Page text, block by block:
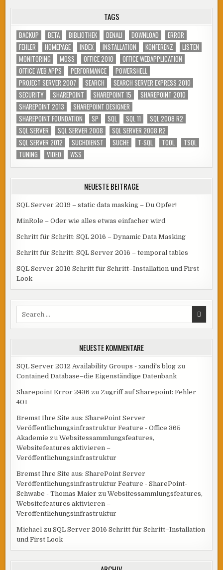
TAGS
BACKUP BETA BIBLIOTHEK DENALI DOWNLOAD
ERROR
FEHLER
HOMEPAGE INDEX INSTALLATION KONFERENZ
LISTEN
MONITORING
MOSS OFFICE 2010
OFFICE WEBAPPLICATION
OFFICE WEB APPS
PERFORMANCE
POWERSHELL
PROJECT SERVER 2007
SEARCH
SEARCH SERVER EXPRESS 2010
SECURITY
SHAREPOINT SHAREPOINT 15
SHAREPOINT 2010
SHAREPOINT 2013
SHAREPOINT DESIGNER
SHAREPOINT FOUNDATION
SP SQL SQL 11
SQL 2008 R2
SQL SERVER
SQL SERVER 2008
SQL SERVER 2008 R2
SQL SERVER 2012
SUCHDIENST SUCHE T-SQL TOOL
TSQL
TUNING
VIDEO WSS
NEUESTE BEITRÄGE
SQL Server 2019 – static data masking – Du Opfer!
MinRole – Oder wie alles etwas einfacher wird
Schritt für Schritt: SQL 2016 – Dynamic Data Masking
Schritt für Schritt: SQL Server 2016 – temporal tables
SQL Server 2016 Schritt für Schritt–Installation und First
Look
NEUESTE KOMMENTARE
SQL Server 2012 Availability Groups - xandi's blog zu
Contained Database–die Eigenständige Datenbank
Sharepoint Error 2436 zu Zugriff auf Sharepoint: Fehler
401
Bremst Ihre Site aus: SharePoint Server
Veröffentlichungsinfrastruktur Feature - Office 365
Akademie zuWebsitessammlungsfeatures,
Websitefeatures aktivieren –
Veröffentlichungsinfrastruktur
Bremst Ihre Site aus: SharePoint Server
Veröffentlichungsinfrastruktur Feature - SharePoint-
Schwabe - Thomas Maier zuWebsitessammlungsfeatures,
Websitefeatures aktivieren –
Veröffentlichungsinfrastruktur
Michael zuSQL Server 2016 Schritt für Schritt–Installation
und First Look